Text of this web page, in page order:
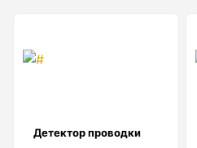
Детектор проводки
Аксессуары для штатива
Показать еще